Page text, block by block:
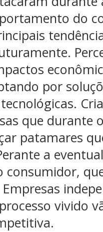
do
por
que durante
patamares
a
vivido